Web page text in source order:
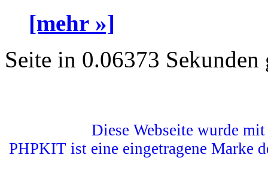
[mehr »]
Seite in 0.06373 Sekunden
Diese Webseite wurde
PHPKIT ist eine eingetragene Marke